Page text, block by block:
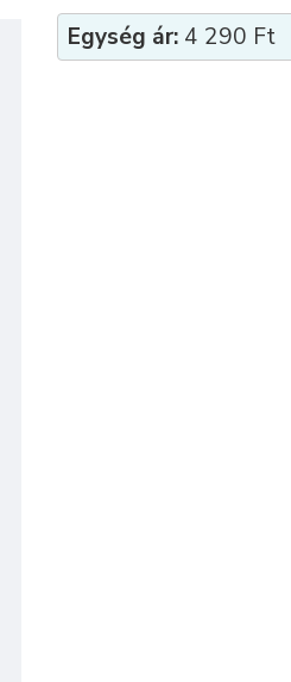
Egység ár: 4 290 Ft